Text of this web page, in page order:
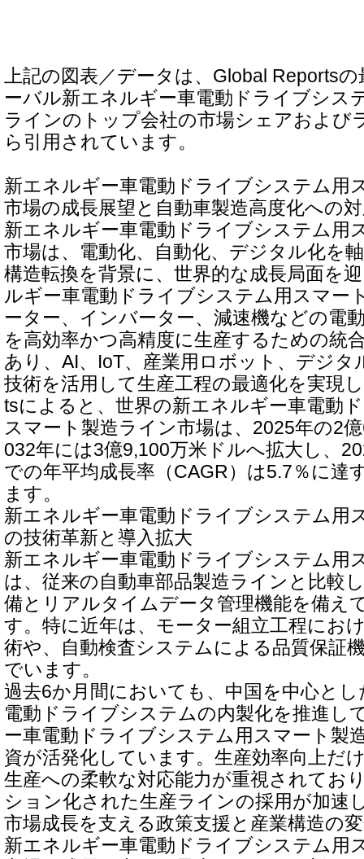
上記の図表／データは、Global Reports
ーバル新エネルギー車電動ドライブシス
ラインのトップ会社の市場シェアおよび
ら引用されています。
新エネルギー車電動ドライブシステム用
市場の成長展望と自動車製造高度化への
新エネルギー車電動ドライブシステム用
市場は、電動化、自動化、デジタル化を
構造転換を背景に、世界的な成長局面を
ルギー車電動ドライブシステム用スマー
ーター、インバーター、減速機などの電
を高効率かつ高精度に生産するための統
あり、AI、IoT、産業用ロボット、デジタ
技術を活用して生産工程の最適化を実現
tsによると、世界の新エネルギー車電動
スマート製造ライン市場は、2025年の2
032年には3億9,100万米ドルへ拡大し、
での年平均成長率（CAGR）は5.7％に達
ます。
新エネルギー車電動ドライブシステム用
の技術革新と導入拡大
新エネルギー車電動ドライブシステム用
は、従来の自動車部品製造ラインと比較
備とリアルタイムデータ管理機能を備え
す。特に近年は、モーター組立工程にお
術や、自動検査システムによる品質保証
でいます。
過去6か月間においても、中国を中心と
電動ドライブシステムの内製化を推進し
ー車電動ドライブシステム用スマート製
資が活発化しています。生産効率向上だ
生産への柔軟な対応能力が重視されてお
ション化された生産ラインの採用が加速
市場成長を支える政策支援と産業構造の
新エネルギー車電動ドライブシステム用